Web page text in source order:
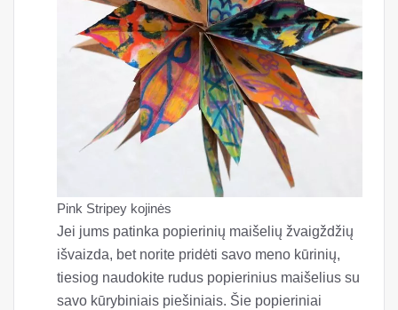
Pink Stripey kojinės
Jei jums patinka popierinių maišelių žvaigždžių
išvaizda, bet norite pridėti savo meno kūrinių,
tiesiog naudokite rudus popierinius maišelius su
savo kūrybiniais piešiniais. Šie popieriniai